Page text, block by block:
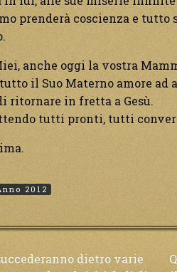
prenderà coscienza e tutto
anche oggi la vostra
il Suo Materno amore ad
ritornare in fretta a Gesù.
tutti pronti, tutti
2012
dietro varie